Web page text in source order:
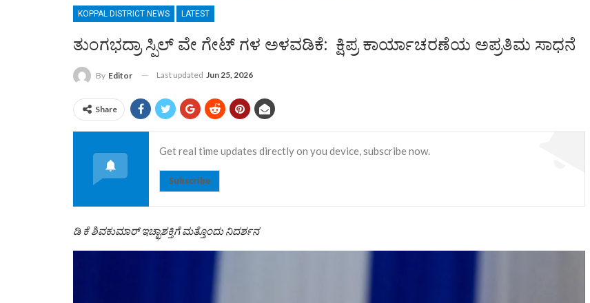
KOPPAL DISTRICT NEWS LATEST
ತುಂಗಭದ್ರಾ ಸ್ಪಿಲ್ ವೇ ಗೇಟ್ ಗಳ ಅಳವಡಿಕೆ: ಕ್ಷಿಪ್ರ ಕಾರ್ಯಾಚರಣೆಯ ಅಪ್ರತಿಮ ಸಾಧನೆ
By Editor Last updated Jun 25, 2026
Share
Get real time updates directly on you device, subscribe now.
Subscribe
ಡಿ ಕೆ ಶಿವಕುಮಾರ್ ಇಚ್ಛಾಶಕ್ತಿಗೆ ಮತ್ತೊಂದು ನಿದರ್ಶನ